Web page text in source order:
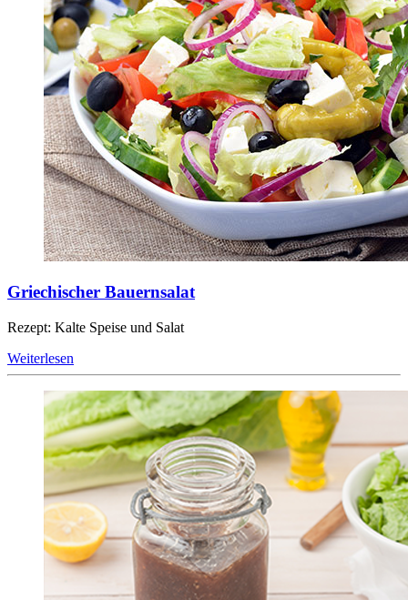
Griechischer Bauernsalat
Rezept: Kalte Speise und Salat
Weiterlesen